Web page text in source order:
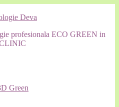
Deva
profesionala ECO GREEN in
Green